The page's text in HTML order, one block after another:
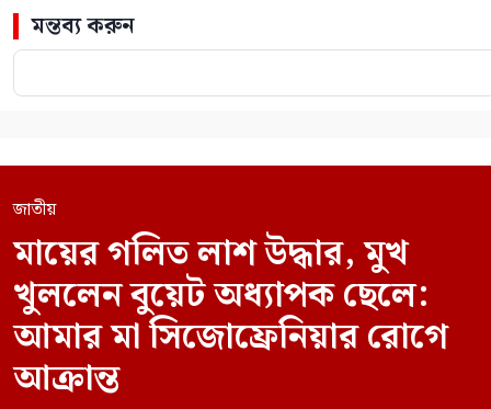
মন্তব্য করুন
জাতীয়
মায়ের গলিত লাশ উদ্ধার, মুখ
খুললেন বুয়েট অধ্যাপক ছেলে:
আমার মা সিজোফ্রেনিয়ার রোগে
আক্রান্ত